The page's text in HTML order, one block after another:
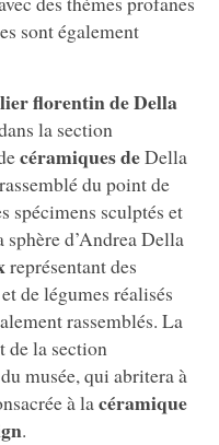
sont également
florentin de Della
la section
céramiques deDella
du point de
spécimens sculptés et
d’Andrea Della
représentant des
de légumes réalisés
rassemblés. La
de la section
musée, qui abritera à
à lacéramique
.